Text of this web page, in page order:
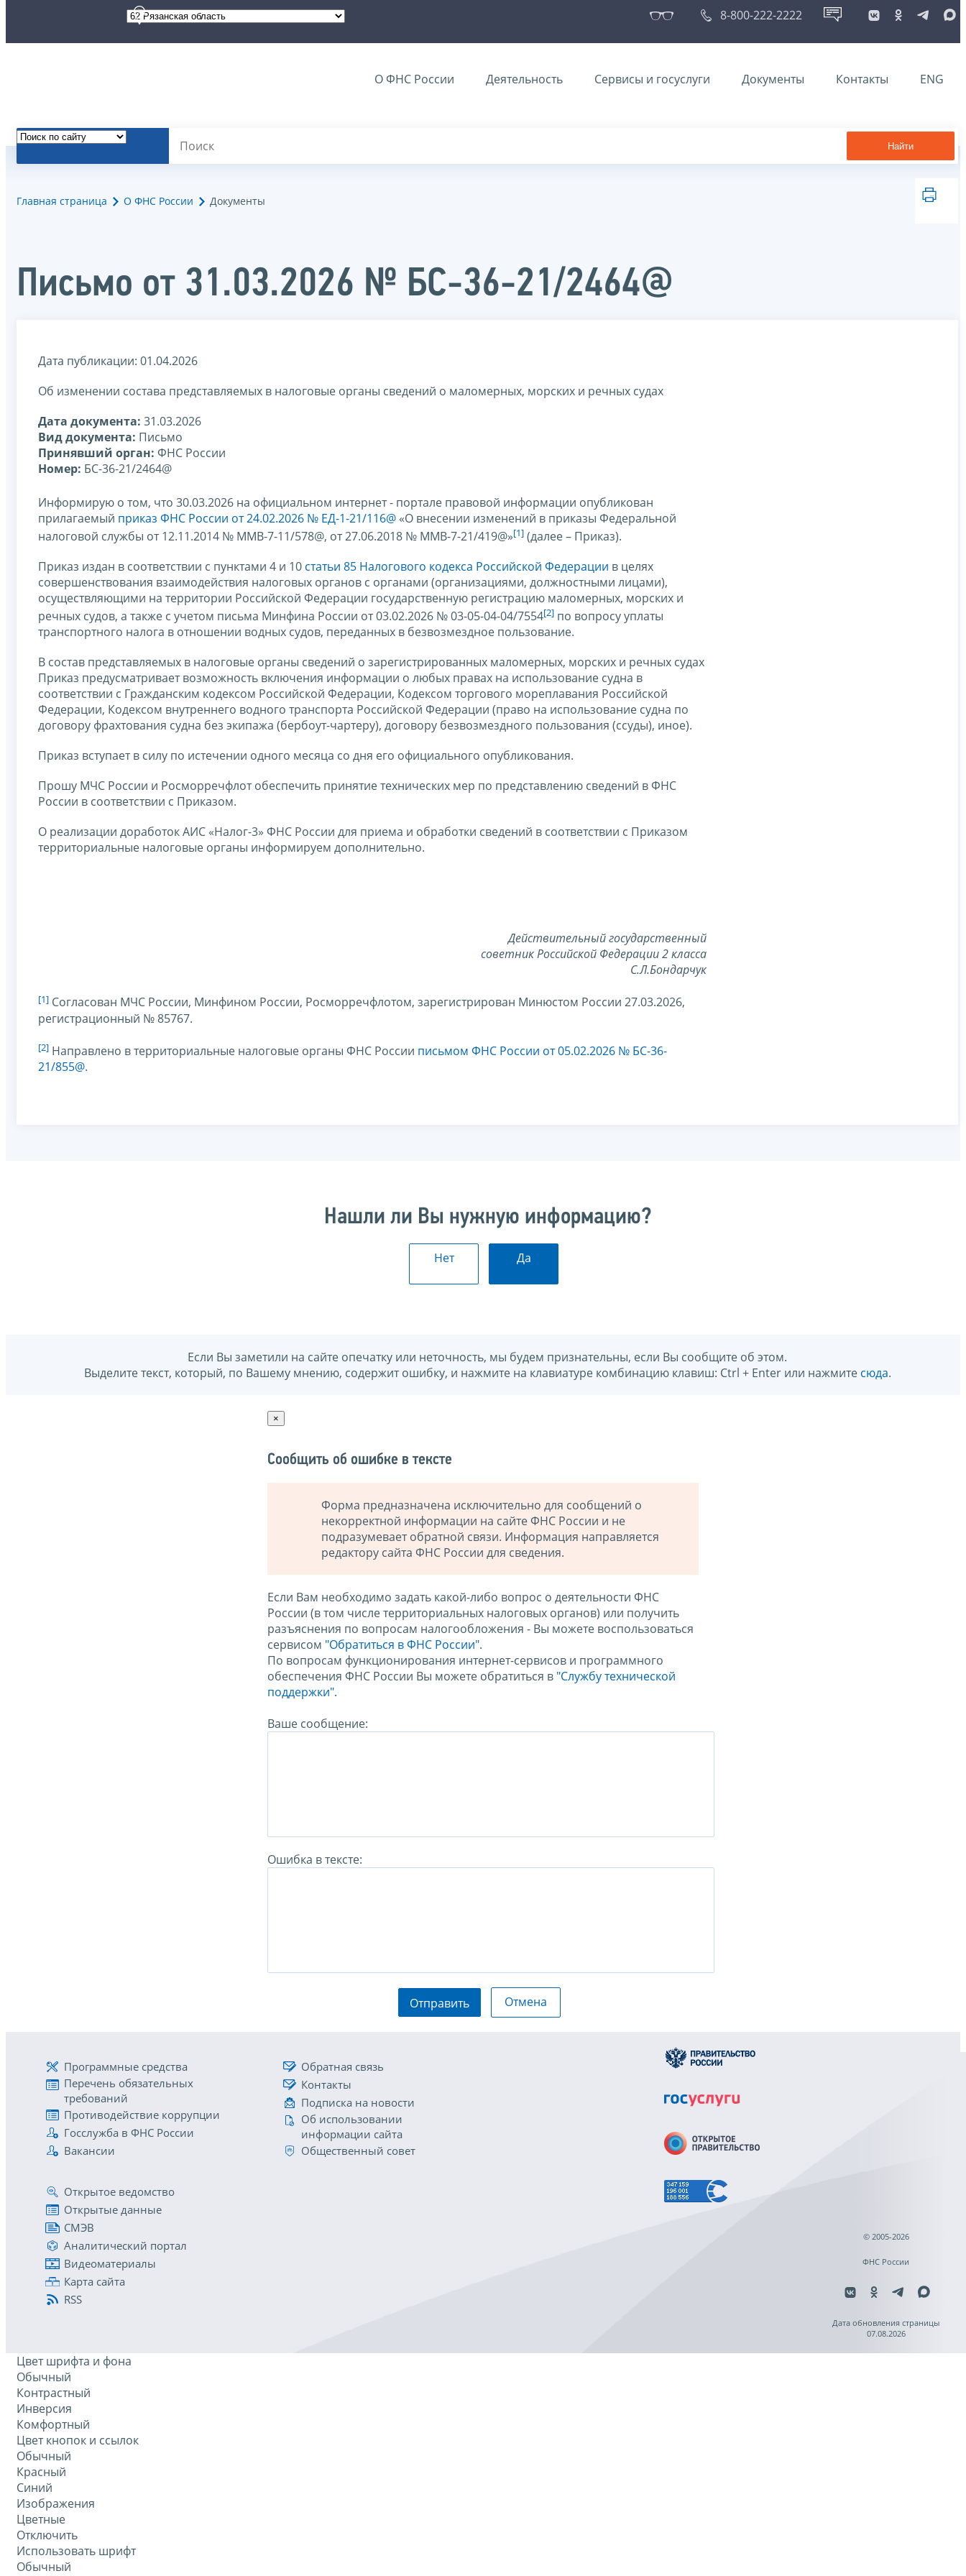
8-800-222-2222
О ФНС России Деятельность Сервисы и госуслуги Документы Контакты ENG
Найти
Главная страница О ФНС России Документы
Письмо от 31.03.2026 № БС-36-21/2464@
Дата публикации: 01.04.2026
Об изменении состава представляемых в налоговые органы сведений о маломерных, морских и речных судах
Дата документа: 31.03.2026
Вид документа: Письмо
Принявший орган: ФНС России
Номер: БС-36-21/2464@
Информирую о том, что 30.03.2026 на официальном интернет - портале правовой информации опубликован
прилагаемый приказ ФНС России от 24.02.2026 № ЕД-1-21/116@ «О внесении изменений в приказы Федеральной
налоговой службы от 12.11.2014 № ММВ-7-11/578@, от 27.06.2018 № ММВ-7-21/419@»[1] (далее – Приказ).
Приказ издан в соответствии с пунктами 4 и 10 статьи 85 Налогового кодекса Российской Федерации в целях
совершенствования взаимодействия налоговых органов с органами (организациями, должностными лицами),
осуществляющими на территории Российской Федерации государственную регистрацию маломерных, морских и
речных судов, а также с учетом письма Минфина России от 03.02.2026 № 03-05-04-04/7554[2] по вопросу уплаты
транспортного налога в отношении водных судов, переданных в безвозмездное пользование.
В состав представляемых в налоговые органы сведений о зарегистрированных маломерных, морских и речных судах
Приказ предусматривает возможность включения информации о любых правах на использование судна в
соответствии с Гражданским кодексом Российской Федерации, Кодексом торгового мореплавания Российской
Федерации, Кодексом внутреннего водного транспорта Российской Федерации (право на использование судна по
договору фрахтования судна без экипажа (бербоут-чартеру), договору безвозмездного пользования (ссуды), иное).
Приказ вступает в силу по истечении одного месяца со дня его официального опубликования.
Прошу МЧС России и Росморречфлот обеспечить принятие технических мер по представлению сведений в ФНС
России в соответствии с Приказом.
О реализации доработок АИС «Налог-3» ФНС России для приема и обработки сведений в соответствии с Приказом
территориальные налоговые органы информируем дополнительно.
Действительный государственный
советник Российской Федерации 2 класса
С.Л.Бондарчук
[1] Согласован МЧС России, Минфином России, Росморречфлотом, зарегистрирован Минюстом России 27.03.2026,
регистрационный № 85767.
[2] Направлено в территориальные налоговые органы ФНС России письмом ФНС России от 05.02.2026 № БС-36-
21/855@.
Нашли ли Вы нужную информацию?
Нет Да
Если Вы заметили на сайте опечатку или неточность, мы будем признательны, если Вы сообщите об этом.
Выделите текст, который, по Вашему мнению, содержит ошибку, и нажмите на клавиатуре комбинацию клавиш: Ctrl + Enter или нажмите сюда.
×
Сообщить об ошибке в тексте
Форма предназначена исключительно для сообщений о
некорректной информации на сайте ФНС России и не
подразумевает обратной связи. Информация направляется
редактору сайта ФНС России для сведения.
Если Вам необходимо задать какой-либо вопрос о деятельности ФНС
России (в том числе территориальных налоговых органов) или получить
разъяснения по вопросам налогообложения - Вы можете воспользоваться
сервисом "Обратиться в ФНС России".
По вопросам функционирования интернет-сервисов и программного
обеспечения ФНС России Вы можете обратиться в "Службу технической
поддержки".
Ваше сообщение:
Ошибка в тексте:
Отправить Отмена
Программные средства
Перечень обязательных
требований
Противодействие коррупции
Госслужба в ФНС России
Вакансии
Обратная связь
Контакты
Подписка на новости
Об использовании
информации сайта
Общественный совет
Открытое ведомство
Открытые данные
СМЭВ
Аналитический портал
Видеоматериалы
Карта сайта
RSS
© 2005-2026
ФНС России
Дата обновления страницы
07.08.2026
Цвет шрифта и фона
Обычный
Контрастный
Инверсия
Комфортный
Цвет кнопок и ссылок
Обычный
Красный
Синий
Изображения
Цветные
Отключить
Использовать шрифт
Обычный